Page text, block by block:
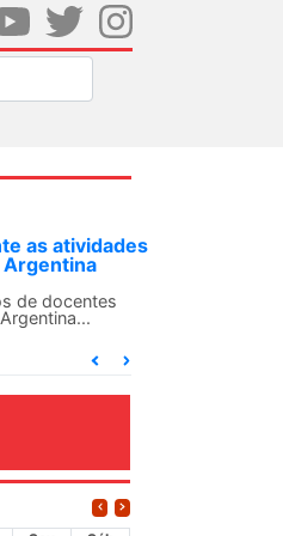
para Dia de
com Cuba em
seções sindicais e o